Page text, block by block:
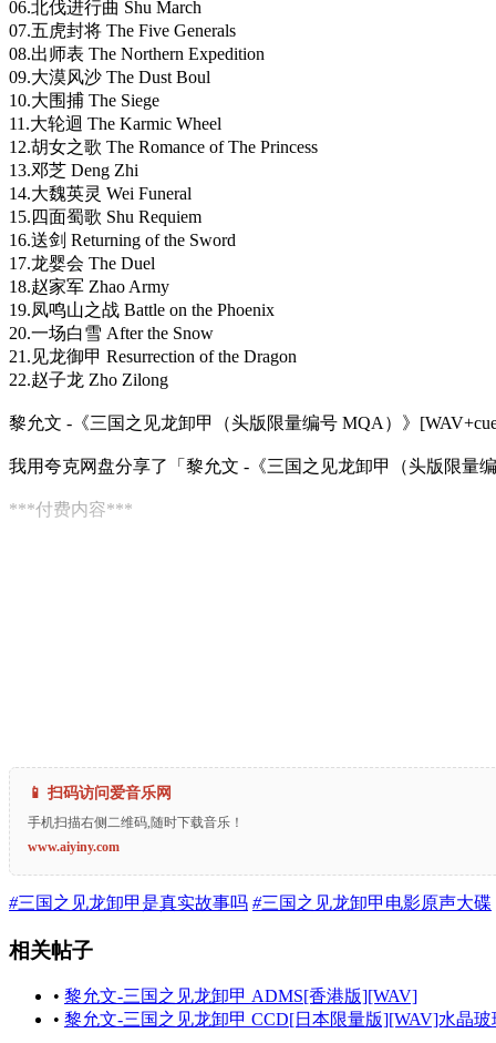
06.北伐进行曲 Shu March
07.五虎封将 The Five Generals
08.出师表 The Northern Expedition
09.大漠风沙 The Dust Boul
10.大围捕 The Siege
11.大轮迴 The Karmic Wheel
12.胡女之歌 The Romance of The Princess
13.邓芝 Deng Zhi
14.大魏英灵 Wei Funeral
15.四面蜀歌 Shu Requiem
16.送剑 Returning of the Sword
17.龙婴会 The Duel
18.赵家军 Zhao Army
19.凤鸣山之战 Battle on the Phoenix
20.一场白雪 After the Snow
21.见龙御甲 Resurrection of the Dragon
22.赵子龙 Zho Zilong
黎允文 -《三国之见龙卸甲（头版限量编号 MQA）》
我用夸克网盘分享了「黎允文 -《三国之见龙卸甲（头版限量
***付费内容***
📱 扫码访问爱音乐网
手机扫描右侧二维码,随时下载音乐！
www.aiyiny.com
#三国之见龙卸甲是真实故事吗 #三国之见龙卸甲电影原声大碟
相关帖子
• 黎允文-三国之见龙卸甲 ADMS[香港版][WAV]
• 黎允文-三国之见龙卸甲 CCD[日本限量版][WAV]水晶玻